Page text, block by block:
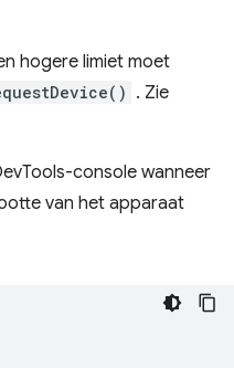
hogere limiet moet
. Zie
console wanneer
van het apparaat